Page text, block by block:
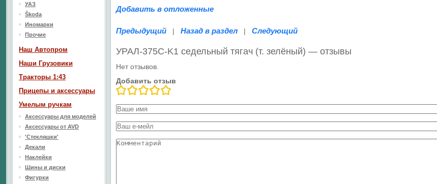
Добавить в отложенные
Предыдущий | Назад в раздел | Следующий
УРАЛ-375C-K1 седельный тягач (т. зелёный) — отзывы
Нет отзывов.
Добавить отзыв
УАЗ
Škoda
Иномарки
Прочие
Наш Aвтопром
Наши Грузовики
Тракторы 1:43
Прицепы и аксессуары
Умелым ручкам
Аксессуары для моделей
Аксессуары от AVD
'Стекляшки'
Декали
Наклейки
Шины и диски
Фигурки